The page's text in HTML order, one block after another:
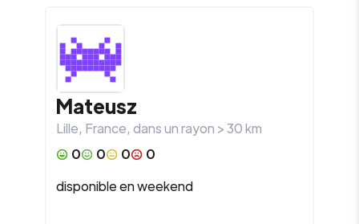
Mateusz
Lille, France, dans un rayon >30km
0
0 0
0
disponible en weekend